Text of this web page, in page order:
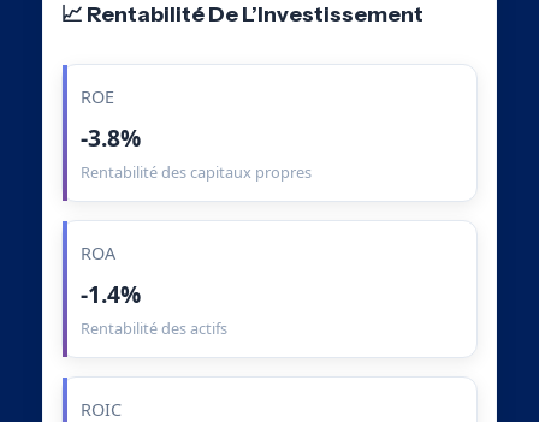
📈 Rentabilité De L’Investissement
ROE
-3.8%
Rentabilité des capitaux propres
ROA
-1.4%
Rentabilité des actifs
ROIC